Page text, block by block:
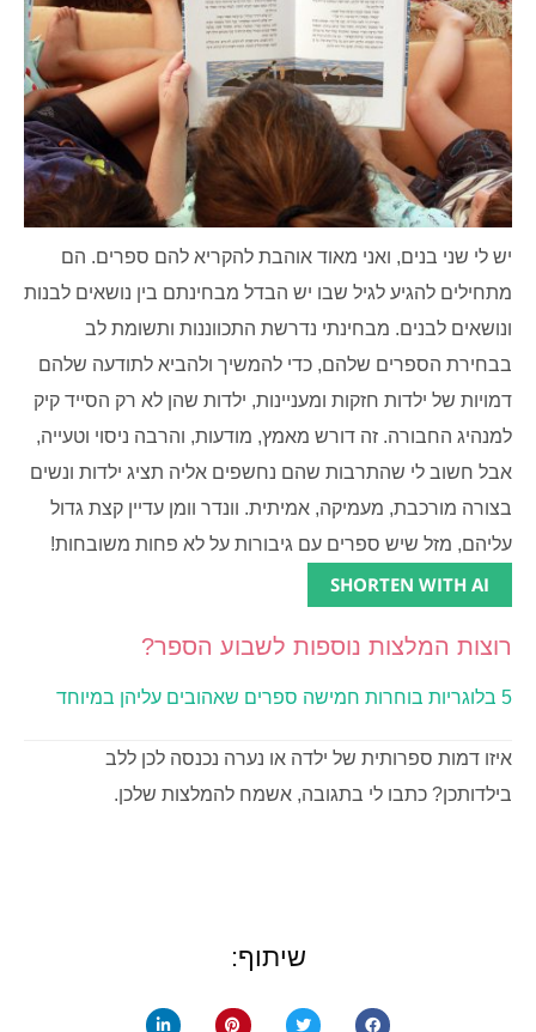
יש לי שני בנים, ואני מאוד אוהבת להקריא להם ספרים. הם
מתחילים להגיע לגיל שבו יש הבדל מבחינתם בין נושאים לבנות
ונושאים לבנים. מבחינתי נדרשת התכווננות ותשומת לב
בבחירת הספרים שלהם, כדי להמשיך ולהביא לתודעה שלהם
דמויות של ילדות חזקות ומעניינות, ילדות שהן לא רק הסייד קיק
למנהיג החבורה. זה דורש מאמץ, מודעות, והרבה ניסוי וטעייה,
אבל חשוב לי שהתרבות שהם נחשפים אליה תציג ילדות ונשים
בצורה מורכבת, מעמיקה, אמיתית. וונדר וומן עדיין קצת גדול
עליהם, מזל שיש ספרים עם גיבורות על לא פחות משובחות!
SHORTEN WITH AI
רוצות המלצות נוספות לשבוע הספר?
5 בלוגריות בוחרות חמישה ספרים שאהובים עליהן במיוחד
איזו דמות ספרותית של ילדה או נערה נכנסה לכן ללב
בילדותכן? כתבו לי בתגובה, אשמח להמלצות שלכן.
שיתוף: